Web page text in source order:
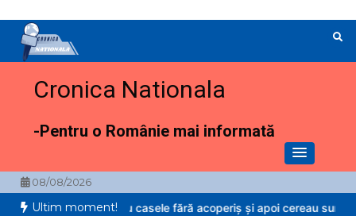
conținut
Cronica Nationala
-Pentru o Românie mai informată
08/08/2026
Ultim moment!
„Meșteri” care lăsau casele fără acoperiș și apoi cereau sume